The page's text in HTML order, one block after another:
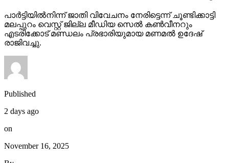
പാര്‍ട്ടിയില്‍നിന്ന് ജാതി വിവേചനം നേരിട്ടെന്ന് ചൂണ്ടിക്കാട്ടി
മലപ്പുറം വെസ്റ്റ് ജില്ല മീഡിയ സെല്‍ കണ്‍വീനറും
എടരിക്കോട് മണ്ഡലം പ്രഭാരിയുമായ മണമല്‍ ഉദേഷ്
രാജിവച്ചു.
Published
2 days ago
on
November 16, 2025